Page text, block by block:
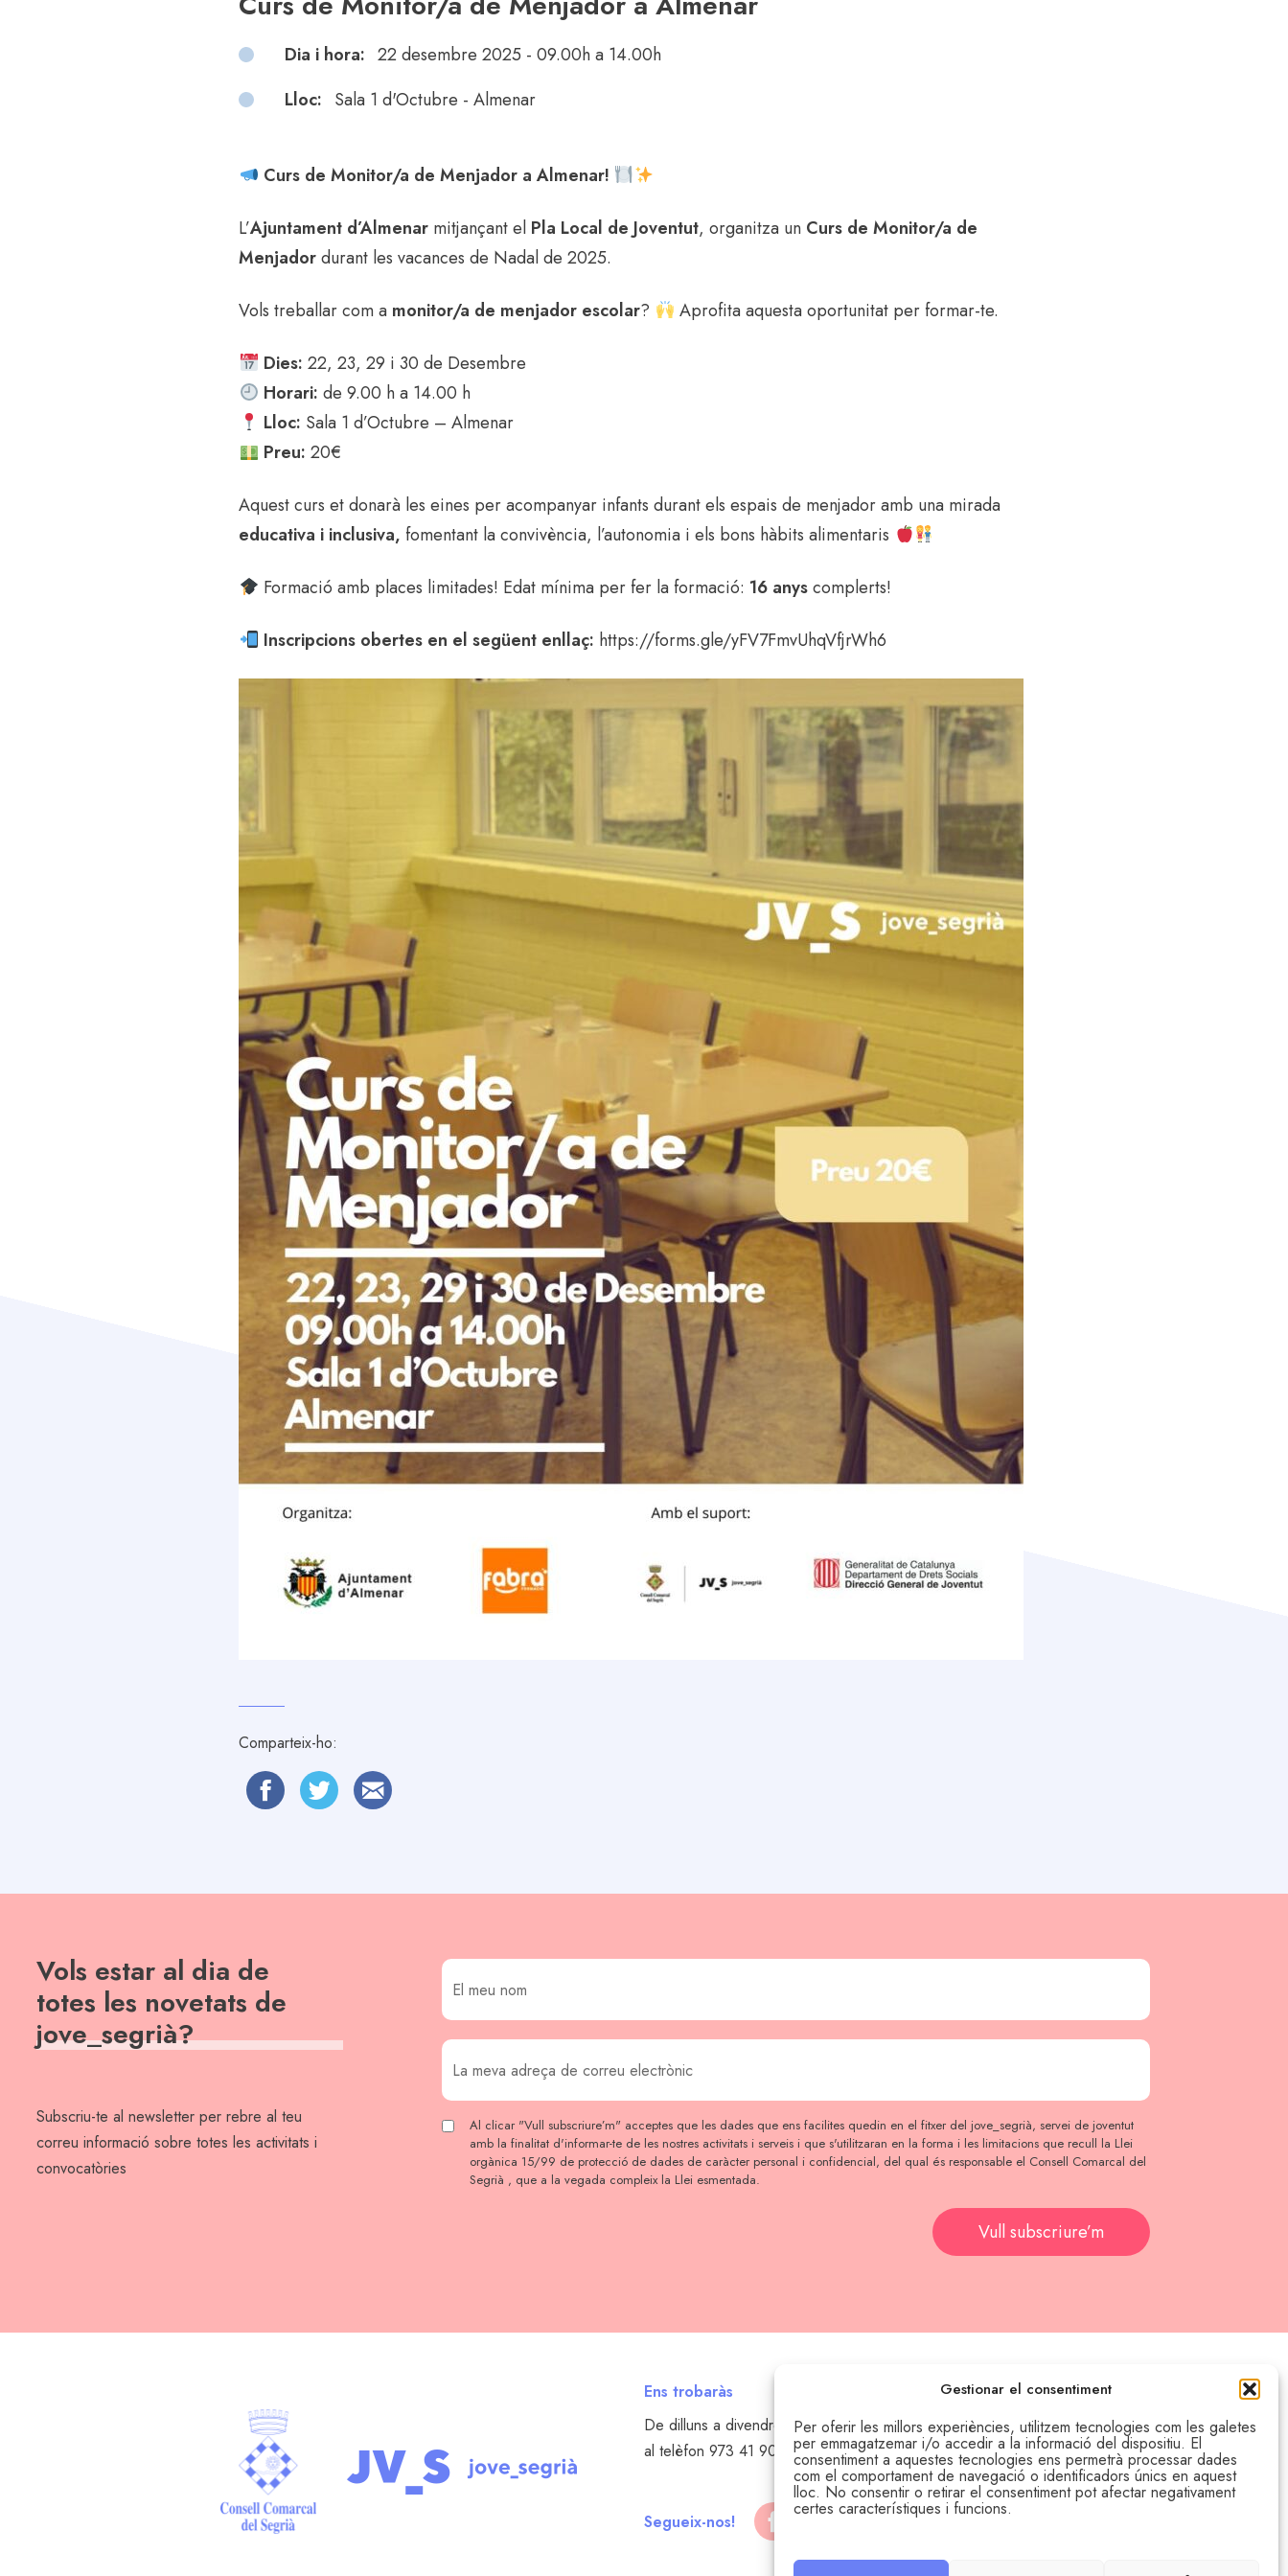
Gestionar el consentiment
Per oferir les millors experiències, utilitzem tecnologies com les galetes
per emmagatzemar i/o accedir a la informació del dispositiu. El
consentiment a aquestes tecnologies ens permetrà processar dades
com el comportament de navegació o identificadors únics en aquest
lloc. No consentir o retirar el consentiment pot afectar negativament
certes característiques i funcions.
Dia i hora: 22 desembre 2025 - 09.00h a 14.00h
Lloc: Sala 1 d'Octubre - Almenar
Curs de Monitor/a de Menjador a Almenar!
L’Ajuntament d’Almenar mitjançant el Pla Local de Joventut, organitza un Curs de Monitor/a de
Menjadordurant les vacances de Nadal de 2025.
Vols treballar com a monitor/a de menjador escolar? Aprofita aquesta oportunitat per formar-te.
Dies: 22, 23, 29 i 30 de Desembre
Horari: de 9.00 h a 14.00 h
Lloc: Sala 1 d’Octubre – Almenar
Preu: 20€
Aquest curs et donarà les eines per acompanyar infants durant els espais de menjador amb una mirada
educativa i inclusiva, fomentant la convivència, l’autonomia i els bons hàbits alimentaris
Formació amb places limitades! Edat mínima per fer la formació: 16 anyscomplerts!
Inscripcions obertes en el següent enllaç: https://forms.gle/yFV7FmvUhqVfjrWh6
Comparteix-ho:
Vols estar al dia de
totes les novetats de
jove_segrià?
Subscriu-te al newsletter per rebre al teu
correu informació sobre totes les activitats i
convocatòries
Al clicar "Vull subscriure’m" acceptes que les dades que ens facilites quedin en el fitxer del jove_segrià, servei de joventut
amb la finalitat d'informar-te de les nostres activitats i serveis i que s'utilitzaran en la forma i les limitacions que recull la Llei
orgànica 15/99 de protecció de dades de caràcter personal i confidencial, del qual és responsable el Consell Comarcal del
Segrià , que a la vegada compleix la Llei esmentada.
Vull subscriure’m
Ens trobaràs
De dilluns a divendres de 8 a 15 h al Carrer Jaume II, 15 de Lleida
al telèfon 973 41 90 80 o al correu joventut@segria.cat
Segueix-nos!